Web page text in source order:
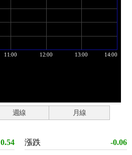
週線 月線
0.54 漲跌 -0.06